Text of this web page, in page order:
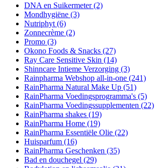
DNA en Suikermeter(2)
Mondhygiëne (3)
Nutriphyt (6)
Zonnecrème (2)
Promo (3)
Okono Foods & Snacks (27)
Ray Care Sensitive Skin (14)
Shinncare Intieme Verzorging (3)
Rainpharma Webshop all-in-one (241)
RainPharma Natural Make Up (51)
RainPharma Voedingsprogramma's (5)
RainPharma Voedingssupplementen (22)
RainPharma shakes (19)
RainPharma Home (19)
RainPharma Essentiële Olie (22)
Huisparfum (16)
RainPharma Geschenken (35)
Bad en douchegel (29)